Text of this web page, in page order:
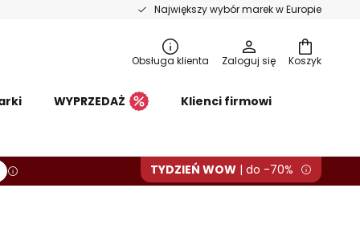
Największy wybór marek w Europie
Koszyk
Obsługa klienta Zaloguj się
WYPRZEDAŻ Klienci firmowi
TYDZIEŃ WOW | do -70%